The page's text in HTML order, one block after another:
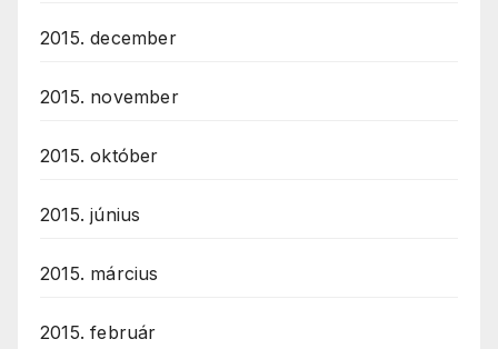
2015. december
2015. november
2015. október
2015. június
2015. március
2015. február